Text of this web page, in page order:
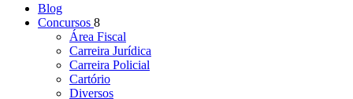
Blog
Concursos 8
Área Fiscal
Carreira Jurídica
Carreira Policial
Cartório
Diversos